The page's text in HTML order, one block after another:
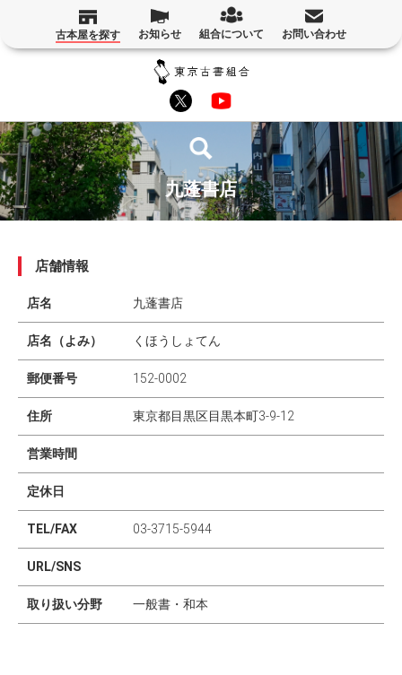
古本屋を探す お知らせ 組合について お問い合わせ
九蓬書店
店舗情報
店名 九蓬書店
店名（よみ） くほうしょてん
郵便番号 152-0002
住所 東京都目黒区目黒本町3-9-12
営業時間
定休日
TEL/FAX 03-3715-5944
URL/SNS
取り扱い分野 一般書・和本